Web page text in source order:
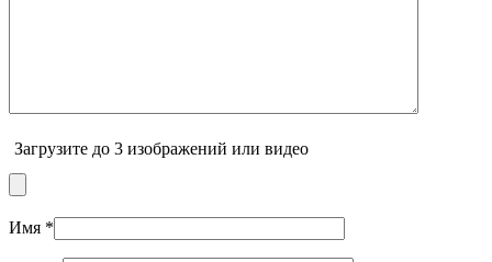
Загрузите до 3 изображений или видео
Имя *